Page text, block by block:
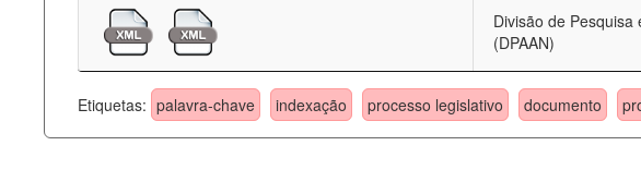
Divisão de
(DPAAN)
Etiquetas: palavra-chave indexação processo legislativo documento